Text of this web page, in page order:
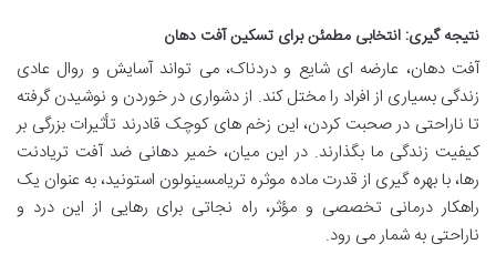
نتیجه گیری: انتخابی مطمئن برای تسکین آفت دهان
آفت دهان، عارضه ای شایع و دردناک، می تواند آسایش و روال عادی
زندگی بسیاری از افراد را مختل کند. از دشواری در خوردن و نوشیدن گرفته
تا ناراحتی در صحبت کردن، این زخم های کوچک قادرند تأثیرات بزرگی بر
کیفیت زندگی ما بگذارند. در این میان، خمیر دهانی ضد آفت تریادنت
رها، با بهره گیری از قدرت ماده موثره تریامسینولون استونید، به عنوان یک
راهکار درمانی تخصصی و مؤثر، راه نجاتی برای رهایی از این درد و
ناراحتی به شمار می رود.